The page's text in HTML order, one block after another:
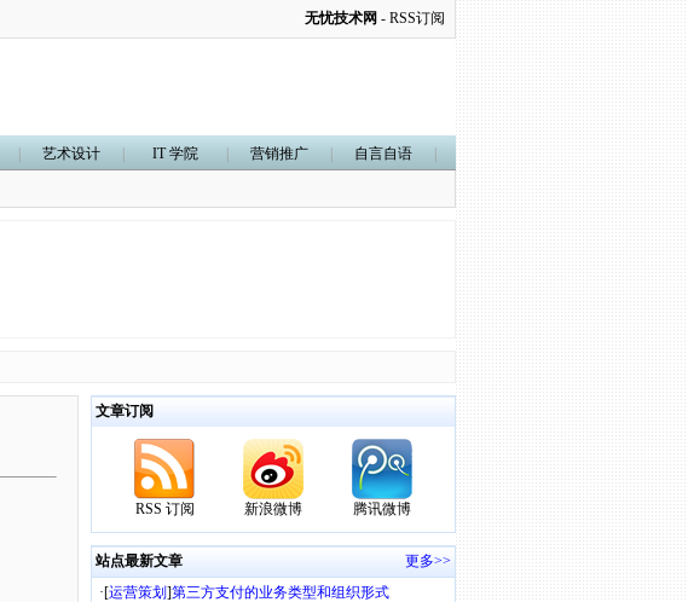
无忧技术网 - RSS订阅
艺术设计 IT 学院 营销推广 自言自语
文章订阅
RSS 订阅 新浪微博 腾讯微博
站点最新文章
更多>>
·[运营策划 ]第三方支付的业务类型和组织形式